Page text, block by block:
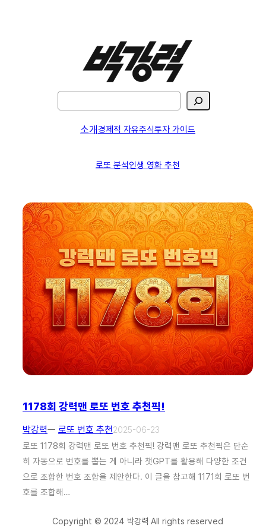
검
색
소개경제적 자유주식투자 가이드
로또 분석인생 영화 추천
1178회 강력맨 로또 번호 추천픽!
박강력ㅡ 로또 번호 추천2025-06-23
로또 1178회 강력맨 로또 번호 추천픽! 강력맨 로또 추천픽은 단순
히 자동으로 번호를 뽑는 게 아니라 챗GPT를 활용해 다양한 조건
으로 조합한 번호 조합을 제안한다. 이 글을 참고해 1171회 로또 번
호를 조합해…
Copyright © 2024 박강력 All rights reserved